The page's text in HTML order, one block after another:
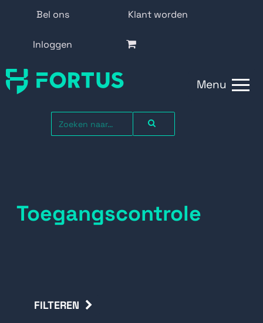
Bel ons Klant worden
Inloggen
Menu
Toegangscontrole
FILTEREN